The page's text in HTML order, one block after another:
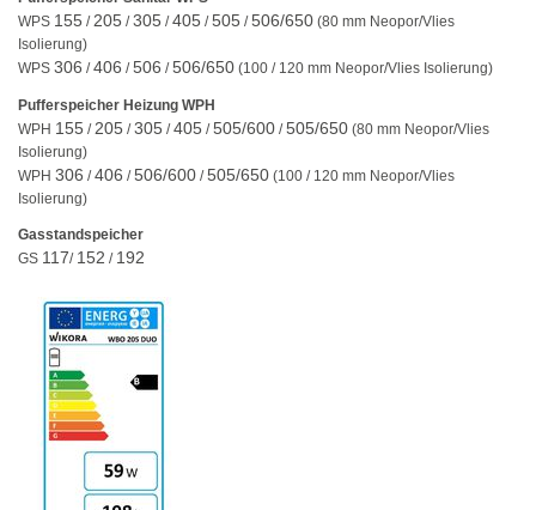
WPS 155 / 205 /305 /405 /505 /506/650 (80 mm Neopor/Vlies
Isolierung)
WPS 306 /406 /506 /506/650 (100 / 120 mm Neopor/Vlies Isolierung)
Pufferspeicher Heizung WPH
WPH 155 / 205 /305 /405 /505/600 /505/650 (80 mm Neopor/Vlies
Isolierung)
WPH 306 /406 /506/600 /505/650 (100 / 120 mm Neopor/Vlies
Isolierung)
Gasstandspeicher
GS 117/ 152 / 192